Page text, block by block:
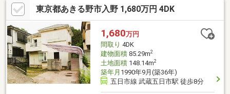
東京都あきる野市入野 1,680万円 4DK
1,680万円
間取り 4DK
建物面積85.29m2
土地面積148.14m2
築年月 1990年9月(築36年)
五日市線 武蔵五日市駅 徒歩8分